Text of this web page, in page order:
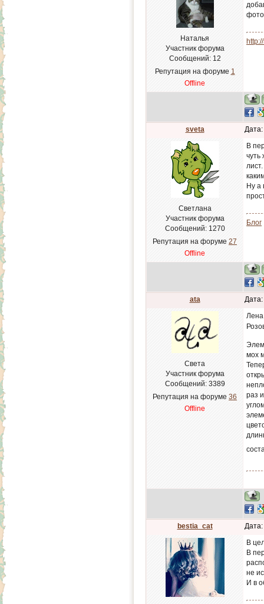
Наталья
Участник форума
Сообщений: 12
Репутация на форуме 1
Offline
sveta
Светлана
Участник форума
Сообщений: 1270
Репутация на форуме 27
Offline
В
чуть
Ну а
Блог
ata
Света
Участник форума
Сообщений: 3389
Репутация на форуме 36
Offline
мох
раз
bestia_cat
В
В
не
И в